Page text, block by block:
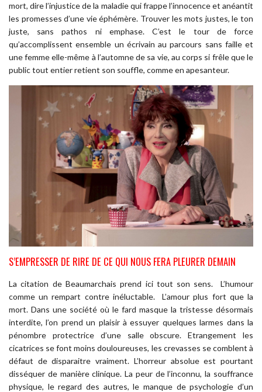
mort, dire l’injustice de la maladie qui frappe l’innocence et anéantit
les promesses d’une vie éphémère. Trouver les mots justes, le ton
juste, sans pathos ni emphase. C’est le tour de force
qu’accomplissent ensemble un écrivain au parcours sans faille et
une femme elle-même à l’automne de sa vie, au corps si frêle que le
public tout entier retient son souffle, comme en apesanteur.
S’EMPRESSER DE RIRE DE CE QUI NOUS FERA PLEURER DEMAIN
La citation de Beaumarchais prend ici tout son sens. L’humour
comme un rempart contre inéluctable. L’amour plus fort que la
mort. Dans une société où le fard masque la tristesse désormais
interdite, l’on prend un plaisir à essuyer quelques larmes dans la
pénombre protectrice d’une salle obscure. Etrangement les
cicatrices se font moins douloureuses, les crevasses se comblent à
défaut de disparaitre vraiment. L’horreur absolue est pourtant
disséquer de manière clinique. La peur de l’inconnu, la souffrance
physique, le regard des autres, le manque de psychologie d’un